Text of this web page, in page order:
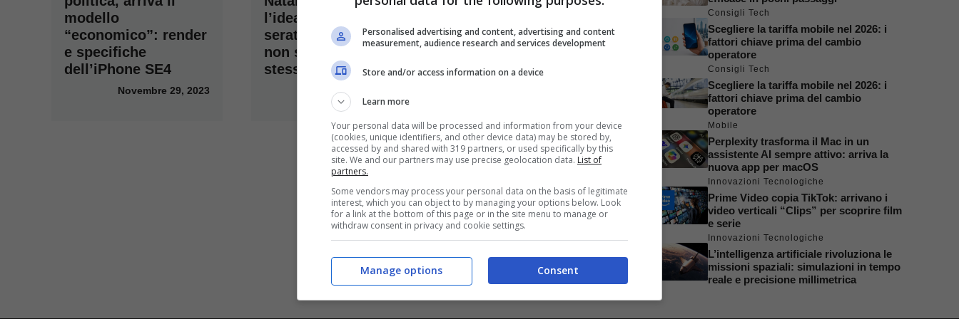
modello
“economico”: render
e specifiche
dell’iPhone SE4
Novembre 29, 2023
l’idea perfetta: le
serate cinema a casa
non saranno più le
stesse
Novembre 28, 2023
Consigli Tech
Scegliere la tariffa mobile nel 2026: i
fattori chiave prima del cambio
operatore
Consigli Tech
Scegliere la tariffa mobile nel 2026: i
fattori chiave prima del cambio
operatore
Mobile
Perplexity trasforma il Mac in un
assistente AI sempre attivo: arriva la
nuova app per macOS
Innovazioni Tecnologiche
Prime Video copia TikTok: arrivano i
video verticali “Clips” per scoprire film
e serie
Innovazioni Tecnologiche
L’intelligenza artificiale rivoluziona le
missioni spaziali: simulazioni in tempo
reale e precisione millimetrica
Personalised advertising and content, advertising and content
measurement, audience research and services development
Store and/or access information on a device
Learn more
Your personal data will be processed and information from your device
(cookies, unique identifiers, and other device data) may be stored by,
accessed by and shared with 319 partners, or used specifically by this
site. We and our partners may use precise geolocation data. List of
partners.
Some vendors may process your personal data on the basis of legitimate
interest, which you can object to by managing your options below. Look
for a link at the bottom of this page or in the site menu to manage or
withdraw consent in privacy and cookie settings.
Consent
Manage options